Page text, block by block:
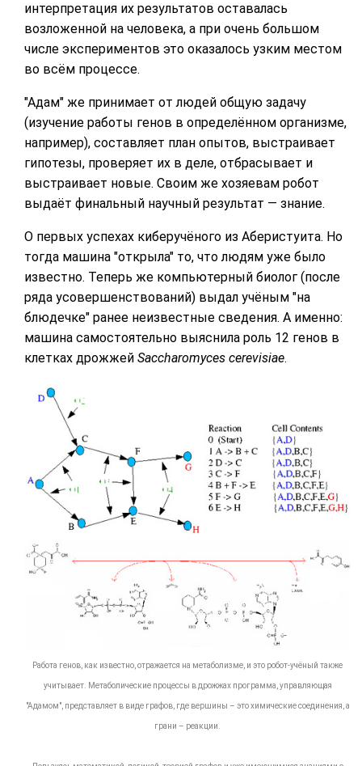
интерпретация их результатов оставалась
возложенной на человека, а при очень большом
числе экспериментов это оказалось узким местом
во всём процессе.
"Адам" же принимает от людей общую задачу
(изучение работы генов в определённом организме,
например), составляет план опытов, выстраивает
гипотезы, проверяет их в деле, отбрасывает и
выстраивает новые. Своим же хозяевам робот
выдаёт финальный научный результат — знание.
О первых успехах киберучёного из Аберистуита. Но
тогда машина "открыла" то, что людям уже было
известно. Теперь же компьютерный биолог (после
ряда усовершенствований) выдал учёным "на
блюдечке" ранее неизвестные сведения. А именно:
машина самостоятельно выяснила роль 12 генов в
клетках дрожжейSaccharomyces cerevisiae.
Работа генов, как известно, отражается на метаболизме, и это робот-учёный также
учитывает. Метаболические процессы в дрожжах программа, управляющая
"Адамом", представляет в виде графов, где вершины – это химические соединения, а
грани – реакции.